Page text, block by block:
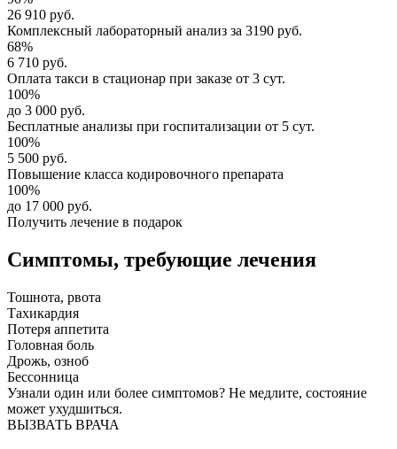
26 910 руб.
Комплексный лабораторный анализ за 3190 руб.
68%
6 710 руб.
Оплата такси в стационар при заказе от 3 сут.
100%
до 3 000 руб.
Бесплатные анализы при госпитализации от 5 сут.
100%
5 500 руб.
Повышение класса кодировочного препарата
100%
до 17 000 руб.
Получить лечение в подарок
Симптомы, требующие лечения
Тошнота, рвота
Тахикардия
Потеря аппетита
Головная боль
Дрожь, озноб
Бессонница
Узнали один или более симптомов? Не медлите, состояние
может ухудшиться.
ВЫЗВАТЬ ВРАЧА